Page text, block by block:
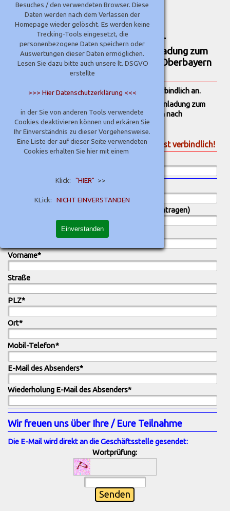
Besuches / den verwendeten Browser. Diese
Daten werden nach dem Verlassen der
Homepage wieder gelöscht. Es werden keine
Trecking-Tools eingesetzt, die
personenbezogene Daten speichern oder
Auswertungen dieser Daten ermöglichen.
Lesen Sie dazu bitte auch unsere lt. DSGVO
erstellte
>>> Hier Datenschutzerklärung <<<
in der Sie von anderen Tools verwendete
Cookies deaktivieren können und erkären Sie
Ihr Einverständnis zu dieser Vorgehensweise.
Eine Liste der auf dieser Seite verwendeten
Cookies erhalten Sie hier mit einem
Klick: "HIER" >>
KLick: NICHT EINVERSTANDEN
Einverstanden
Guten Tag dem Team der
Kreishandwerkerschaft,
hiermit melde ich mich verbindlich zur
Veranstaltung am 01.10.2026 - "Einladung zum
Treffen der Kreishandwerksmeister Oberbayern
nach Altötting"
Ich melde mich zur folgenden Veranstaltung verbindlich an.
Treffen der Kreishandwerksmeister Oberbayern nach
Altötting"
° Die Anmeldung zu dieser Veranstaltung ist verbindlich!
Wir kommen mit:: (bitte Anzahl der Personen eintragen)
Nachname (Anmeldender)*
Vorname*
Straße
PLZ*
Ort*
Mobil-Telefon*
E-Mail des Absenders*
Wiederholung E-Mail des Absenders*
Wir freuen uns über Ihre / Eure Teilnahme
Die E-Mail wird direkt an die Geschäftsstelle gesendet:
Wortprüfung: